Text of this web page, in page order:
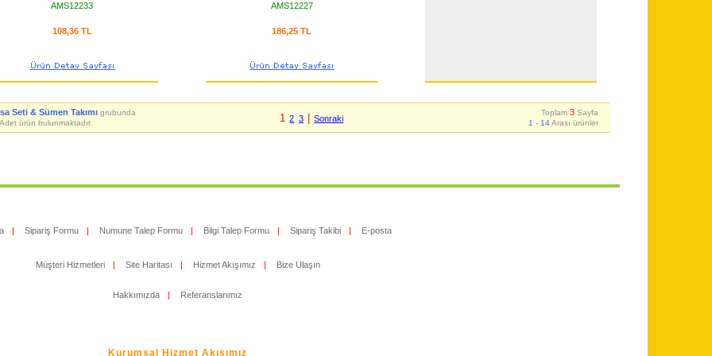
AMS12233
108,36 TL
AMS12227
186,25 TL
Seti & Sümen Takımıgrubunda
ürün bulunmaktadır. 12 3|Sonraki
Toplam3 Sayfa
1 - 14Arası ürünler
| Sipariş Formu | Numune Talep Formu | Bilgi Talep Formu | Sipariş Takibi | E-posta
Müşteri Hizmetleri | Site Haritası | Hizmet Akışımız | Bize Ulaşın
Hakkımızda | Referanslarımız
Kurumsal Hizmet Akışımız